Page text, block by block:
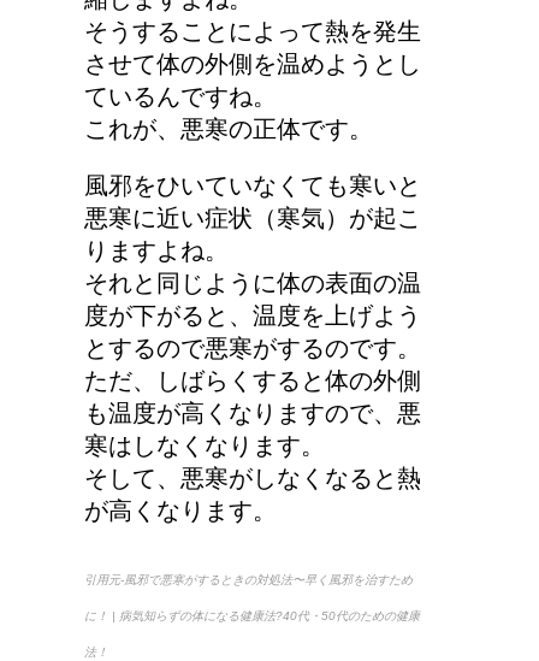
そうすることによって熱を発生
させて体の外側を温めようとし
ているんですね。
これが、悪寒の正体です。
風邪をひいていなくても寒いと
悪寒に近い症状（寒気）が起こ
りますよね。
それと同じように体の表面の温
度が下がると、温度を上げよう
とするので悪寒がするのです。
ただ、しばらくすると体の外側
も温度が高くなりますので、悪
寒はしなくなります。
そして、悪寒がしなくなると熱
が高くなります。
引用元-風邪で悪寒がするときの対処法〜早く風邪を治すため
に！ | 病気知らずの体になる健康法?40代・50代のための健康
法！